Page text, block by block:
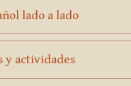
lado a ladoPage
y actividadesPage